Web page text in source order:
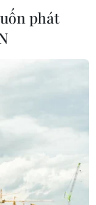
phát